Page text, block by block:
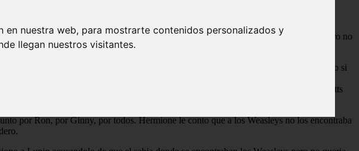
nuestra web, para mostrarte contenidos personalizados y
llegan nuestros visitantes.
ayudado por mucha gente, la orden del fénix y principalmente Ron y Hermione. Pero no
en la misma situación, completamente en estado de coma.
con una negativa, mientras tanto busco a los Weasleys pero ya no estaban. Era como si
Callejon Diagon, pero el local de Sortilegios Weasley no tenia ni una seña de su
Arthur Weasley pero no habia ningun registro de el. En la lista del personal de Gringotts
para que encontraran a Charlie Weasley, pero nadie lo conocia.
por Ron, por Ginny, por todos. Hermione le conto que a los Weasleys no los encontraba